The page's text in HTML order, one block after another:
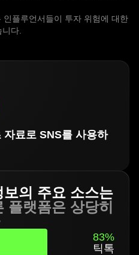
플루언서들이 투자 위험에 대한
다.
료로 SNS를 사용하
의 주요 소스는
플랫폼은 상당히
83%
틱톡